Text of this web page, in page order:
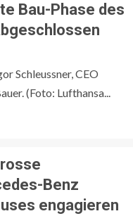
Bau-Phase des
Schleussner, CEO
(Foto: Lufthansa...
Benz
engagieren